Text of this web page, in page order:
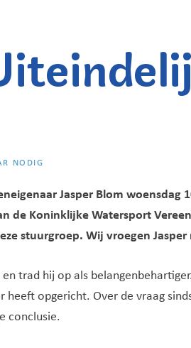
NODIG
Jasper Blom woensdag
de Koninklijke Watersport
stuurgroep. Wij vroegen
trad hij op als
opgericht. Over de vraag
conclusie.